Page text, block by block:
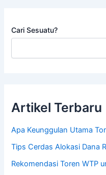
Cari Sesuatu?
Artikel Terbaru
Apa Keunggulan Utama
Tips Cerdas Alokasi Dana
Rekomendasi Toren WTP